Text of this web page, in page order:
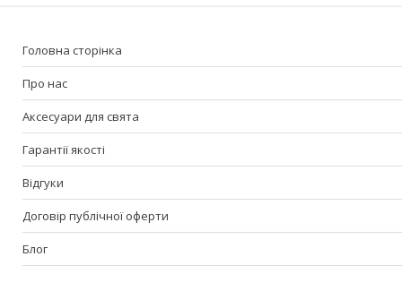
Головна сторінка
Про нас
Аксесуари для свята
Гарантії якості
Відгуки
Договір публічної оферти
Блог